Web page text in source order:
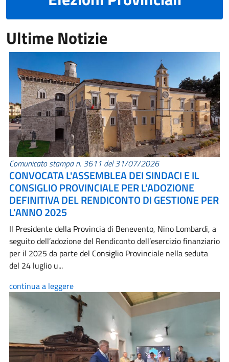
Ultime Notizie
Comunicato stampa n. 3611 del 31/07/2026
CONVOCATA L'ASSEMBLEA DEI SINDACI E IL
CONSIGLIO PROVINCIALE PER L'ADOZIONE
DEFINITIVA DEL RENDICONTO DI GESTIONE PER
L'ANNO 2025
Il Presidente della Provincia di Benevento, Nino Lombardi, a
seguito dell’adozione del Rendiconto dell’esercizio finanziario
per il 2025 da parte del Consiglio Provinciale nella seduta
del 24 luglio u...
continua a leggere